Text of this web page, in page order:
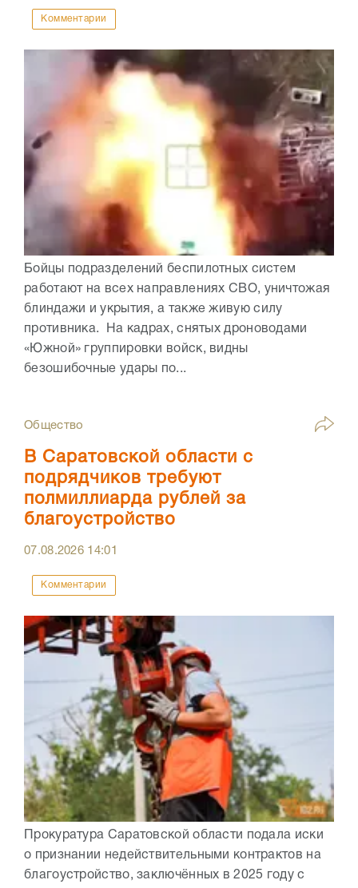
Комментарии
Бойцы подразделений беспилотных систем
работают на всех направлениях СВО, уничтожая
блиндажи и укрытия, а также живую силу
противника. На кадрах, снятых дроноводами
«Южной» группировки войск, видны
безошибочные удары по...
Общество
В Саратовской области с
подрядчиков требуют
полмиллиарда рублей за
благоустройство
07.08.2026 14:01
Комментарии
Прокуратура Саратовской области подала иски
о признании недействительными контрактов на
благоустройство, заключённых в 2025 году с